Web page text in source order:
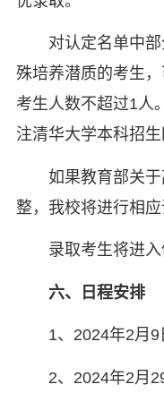
对认定名单中
殊培养潜质的考生
考生人数不超过1人
注清华大学本科招生
如果教育部关
整，我校将进行相应
录取考生将进入
六、日程安排
1、2024年2月9
2、2024年2月